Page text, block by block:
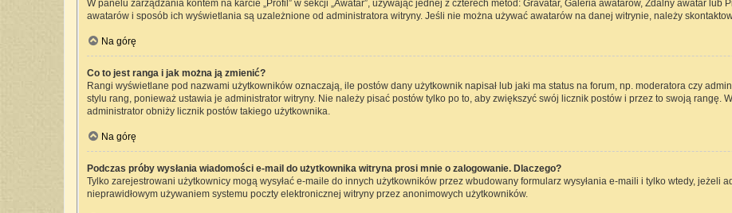
W panelu zarządzania kontem na karcie „Profil” w sekcji „Awatar”, używając jednej z czterech metod: Gravatar, Galeria awatarów, Zdalny awatar lub
awatarów i sposób ich wyświetlania są uzależnione od administratora witryny. Jeśli nie można używać awatarów na danej witrynie, należy
Na górę
Co to jest ranga i jak można ją zmienić?
Rangi wyświetlane pod nazwami użytkowników oznaczają, ile postów dany użytkownik napisał lub jaki ma status na forum, np. moderatora czy
stylu rang, ponieważ ustawia je administrator witryny. Nie należy pisać postów tylko po to, aby zwiększyć swój licznik postów i przez to swoją rangę.
administrator obniży licznik postów takiego użytkownika.
Na górę
Podczas próby wysłania wiadomości e-mail do użytkownika witryna prosi mnie o zalogowanie. Dlaczego?
Tylko zarejestrowani użytkownicy mogą wysyłać e-maile do innych użytkowników przez wbudowany formularz wysyłania e-maili i tylko wtedy, jeżeli
nieprawidłowym używaniem systemu poczty elektronicznej witryny przez anonimowych użytkowników.